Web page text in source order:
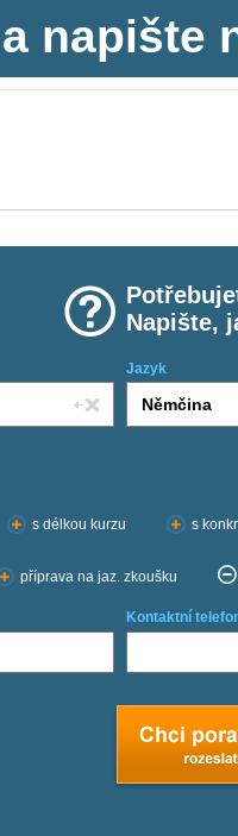
napište
Napište,
Jazyk
s délkou kurzu s
příprava na jaz. zkoušku
Kontaktní